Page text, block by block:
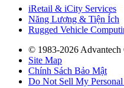
iRetail & iCity Services
Năng Lượng & Tiện Ích
Rugged Vehicle
© 1983-2026 Advantech
Site Map
Chính Sách Bảo Mật
Do Not Sell My